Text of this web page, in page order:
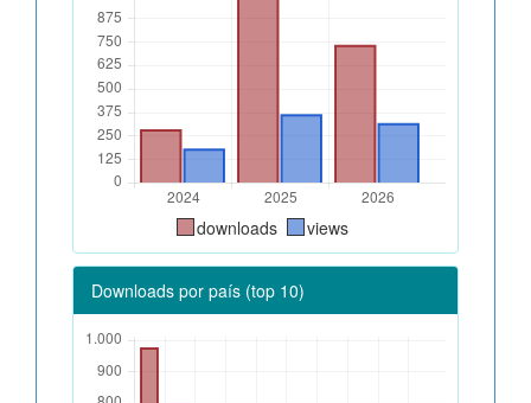
downloads views
Downloads por país (top 10)